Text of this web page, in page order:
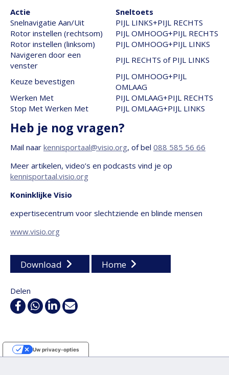
Actie
Sneltoets
Snelnavigatie Aan/Uit
PIJL LINKS+PIJL RECHTS
Rotor instellen (rechtsom)
PIJL OMHOOG+PIJL RECHTS
Rotor instellen (linksom)
PIJL OMHOOG+PIJL LINKS
Navigeren door een
venster
PIJL RECHTS of PIJL LINKS
Keuze bevestigen
PIJL OMHOOG+PIJL
OMLAAG
Werken Met
PIJL OMLAAG+PIJL RECHTS
Stop Met Werken Met
PIJL OMLAAG+PIJL LINKS
Heb je nog vragen?
Mail naar kennisportaal@visio.org, of bel 088 585 56 66
Meer artikelen, video’s en podcasts vind je op
kennisportaal.visio.org
Koninklijke Visio
expertisecentrum voor slechtziende en blinde mensen
www.visio.org
Download Home
Delen
FacebookWhatsApp
Linkedin
E-
Uw privacy-opties